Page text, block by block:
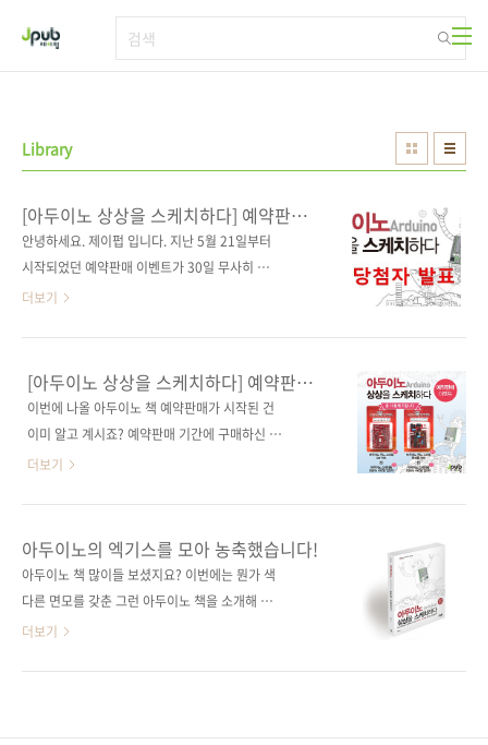
Library
[아두이노 상상을 스케치하다] 예약판매
이벤트 당첨자 발표
안녕하세요. 제이펍 입니다. 지난 5월 21일부터
시작되었던 예약판매 이벤트가 30일 무사히 마
감되었습니다. 많이 성원해 주셨음에도 불구하
분들이 그렇게 많지 않았습니다. 다음에는 좀 더
쉽고 재밌는 이벤트를 할 수 있도록 준비해 보겠
습니다! 이제부터 당첨자를 발표하고자 합니다.
고자 공정하게 사다리 타기를 했습니다! 포털사
이트 다음에서 사다리게임으로 검색하면 나오는
순서대로, 결과는 완제품-DIY의 순서로 나열하
여 진행하였습니다. 그 결과... 두구두구두구! 당
첨되신 분들 축하합니다! 배송을 위해서 정보를
아래 공간에 입력을 ..
더보기
[아두이노 상상을 스케치하다] 예약판매
이벤트
이번에 나올 아두이노 책 예약판매가 시작된 건
이미 알고 계시죠? 예약판매 기간에 구매하신 분
중 10분께 아두이노 호환 보드를 드리는 이벤트
제공해 주신 아두이노 호환 보드 키트를 추첨하
여 드릴 예정이니 많은 응모를 부탁합니다. # 응
모 기간 : 2014-05-21 ~ 2014-05-30 # 당첨
얼 업로더 (5명) DIY 조립용 호환 보드 + USB
to 시리얼 업로더 (5명)) # 당첨자 발표 : 6월 첫
더보기
아두이노의 엑기스를 모아 농축했습니다!
아두이노 책 많이들 보셨지요? 이번에는 뭔가 색
다른 면모를 갖춘 그런 아두이노 책을 소개해 드
리고자 합니다. 아두이노로 할 수 있는 거의 모든
더보기